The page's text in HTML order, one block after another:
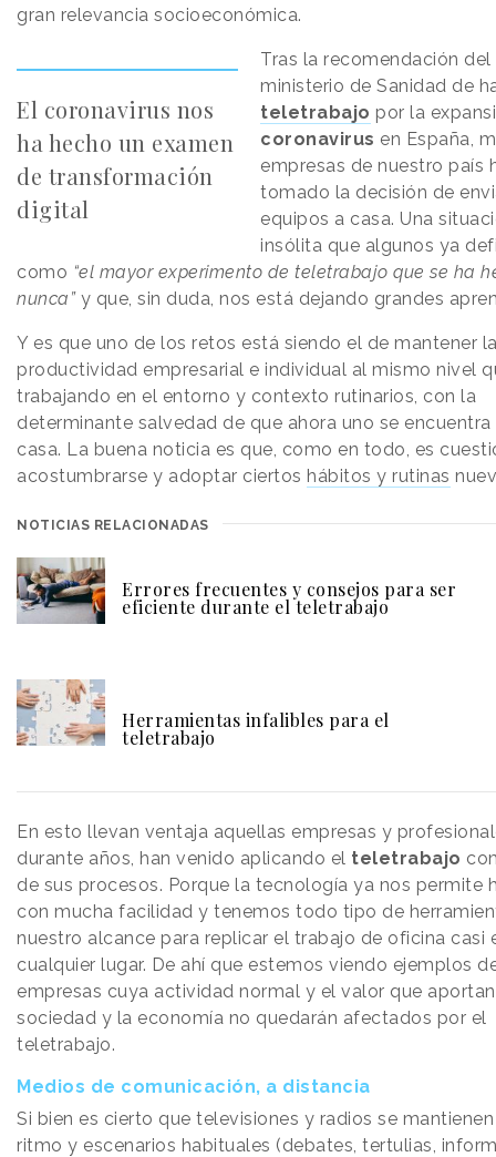
gran relevancia socioeconómica.
El coronavirus nos
ha hecho un examen
de transformación
digital
Tras la recomendación del
ministerio de Sanidad de
teletrabajo por la
coronavirus en España,
empresas de nuestro país
tomado la decisión de
equipos a casa. Una
insólita que algunos ya
como “el mayor experimento de teletrabajo que se ha
nunca”y que, sin duda, nos está dejando grandes
Y es que uno de los retos está siendo el de mantener
productividad empresarial e individual al mismo nivel
trabajando en el entorno y contexto rutinarios, con la
determinante salvedad de que ahora uno se encuentra
casa. La buena noticia es que, como en todo, es
acostumbrarse y adoptar ciertos hábitos y rutinas
NOTICIAS RELACIONADAS
Errores frecuentes y consejos para ser
eficiente durante el teletrabajo
Herramientas infalibles para el
teletrabajo
En esto llevan ventaja aquellas empresas y
durante años, han venido aplicando el teletrabajo
de sus procesos. Porque la tecnología ya nos permite
con mucha facilidad y tenemos todo tipo de
nuestro alcance para replicar el trabajo de oficina casi
cualquier lugar. De ahí que estemos viendo ejemplos
empresas cuya actividad normal y el valor que
sociedad y la economía no quedarán afectados por el
teletrabajo.
Medios de comunicación, a distancia
Si bien es cierto que televisiones y radios se
ritmo y escenarios habituales (debates, tertulias,